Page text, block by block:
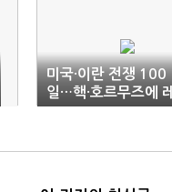
미국·이란 전쟁 100
일…핵·호르무즈에
논 전쟁까지 '첩첩산